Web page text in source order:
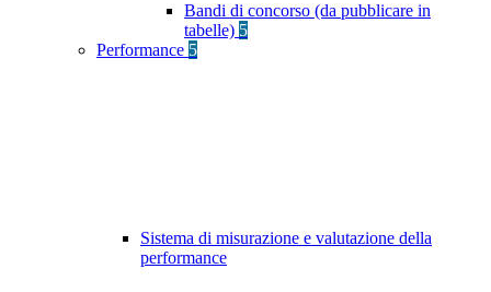
Bandi di concorso (da pubblicare in
tabelle) 5
Performance 5
Sistema di misurazione e valutazione della
performance